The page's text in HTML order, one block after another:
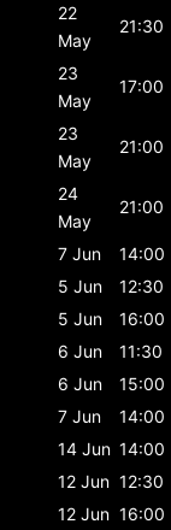
22
May
21:30
23
May
17:00
23
May
21:00
24
May
21:00
7 Jun
14:00
5 Jun
12:30
5 Jun
16:00
6 Jun
11:30
6 Jun
15:00
7 Jun
14:00
14 Jun 14:00
12 Jun 12:30
12 Jun 16:00